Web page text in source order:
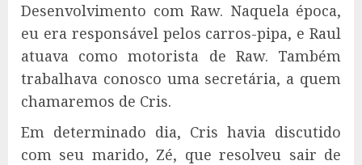
Desenvolvimento com Raw. Naquela época,
eu era responsável pelos carros-pipa, e Raul
atuava como motorista de Raw. Também
trabalhava conosco uma secretária, a quem
chamaremos de Cris.
Em determinado dia, Cris havia discutido
com seu marido, Zé, que resolveu sair de